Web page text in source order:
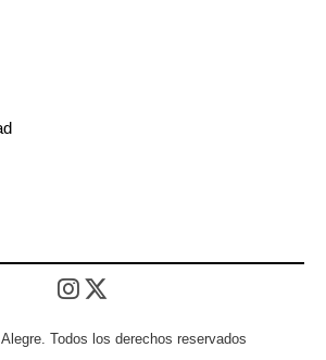
Todos los derechos reservados